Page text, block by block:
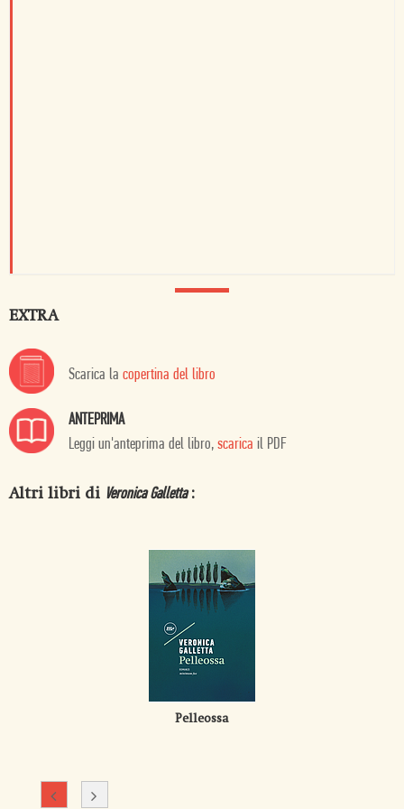
EXTRA
Scarica la copertina del libro
ANTEPRIMA
Leggi un'anteprima del libro, scarica il PDF
Altri libri di Veronica Galletta:
Pelleossa